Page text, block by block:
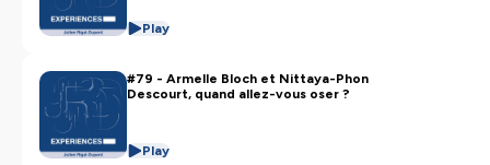
Play
#79 - Armelle Bloch et Nittaya-Phon
Descourt, quand allez-vous oser ?
Play